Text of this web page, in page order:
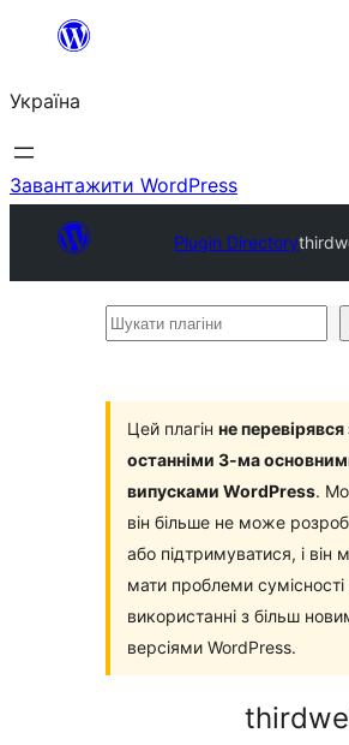
Перейти
вмісту
Україна
Завантажити WordPress
Plugin Directory
Шукати
Цей плагін не перевірявся
останніми 3-ма
випусками WordPress.
він більше не може
або підтримуватися, і він
мати проблеми
використанні з більш
версіями WordPress.